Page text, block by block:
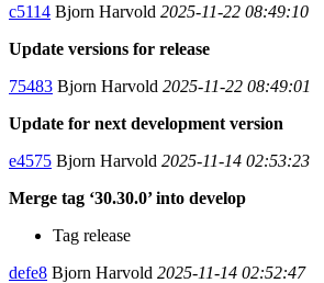
c5114 Bjorn Harvold 2025-11-22 08:49:10
Update versions for release
75483 Bjorn Harvold 2025-11-22 08:49:01
Update for next development version
e4575 Bjorn Harvold 2025-11-14 02:53:23
Merge tag ‘30.30.0’ into develop
Tag release
defe8 Bjorn Harvold 2025-11-14 02:52:47